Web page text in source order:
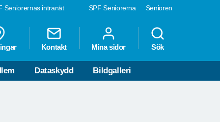
SPF Seniorerna Senioren
Seniorernas intranät
Kontakt Mina sidor Sök
Dataskydd Bildgalleri